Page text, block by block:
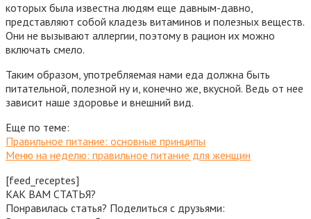
которых была известна людям еще давным-давно,
представляют собой кладезь витаминов и полезных веществ.
Они не вызывают аллергии, поэтому в рацион их можно
включать смело.
Таким образом, употребляемая нами еда должна быть
питательной, полезной ну и, конечно же, вкусной. Ведь от нее
зависит наше здоровье и внешний вид.
Еще по теме:
Правильное питание: основные принципы
Меню на неделю: правильное питание для женщин
[feed_receptes]
КАК ВАМ СТАТЬЯ?
Понравилась статья? Поделиться с друзьями: